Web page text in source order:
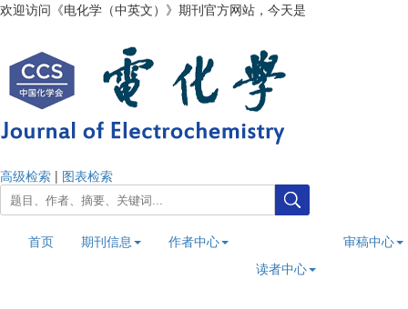
欢迎访问《电化学（中英文）》期刊官方网站，今天是
高级检索 | 图表检索
首页 期刊信息
作者中心
读者中心
审稿中心